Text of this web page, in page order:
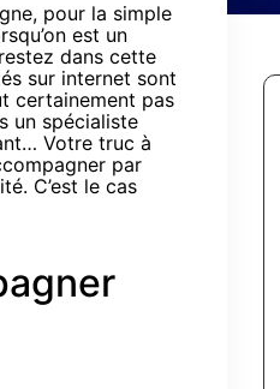
pour la simple
est un
dans cette
sur internet sont
certainement pas
un spécialiste
Votre truc à
par
C’est le cas